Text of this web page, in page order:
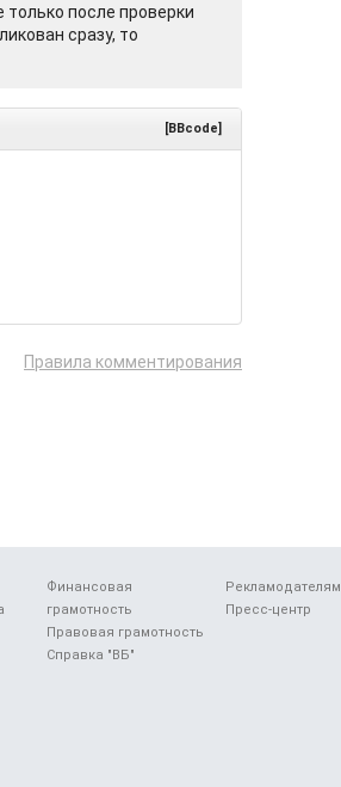
после проверки
сразу, то
[BBcode]
Правила комментирования
Финансовая
грамотность
Правовая грамотность
Справка "ВБ"
Рекламодателям
Пресс-центр